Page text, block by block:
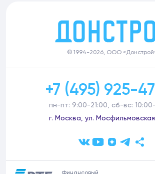
© 1994-2026, ООО
+7 (495) 925-
пн-пт: 9:00-21:00, сб-вс:
г. Москва, ул.
Финансовый